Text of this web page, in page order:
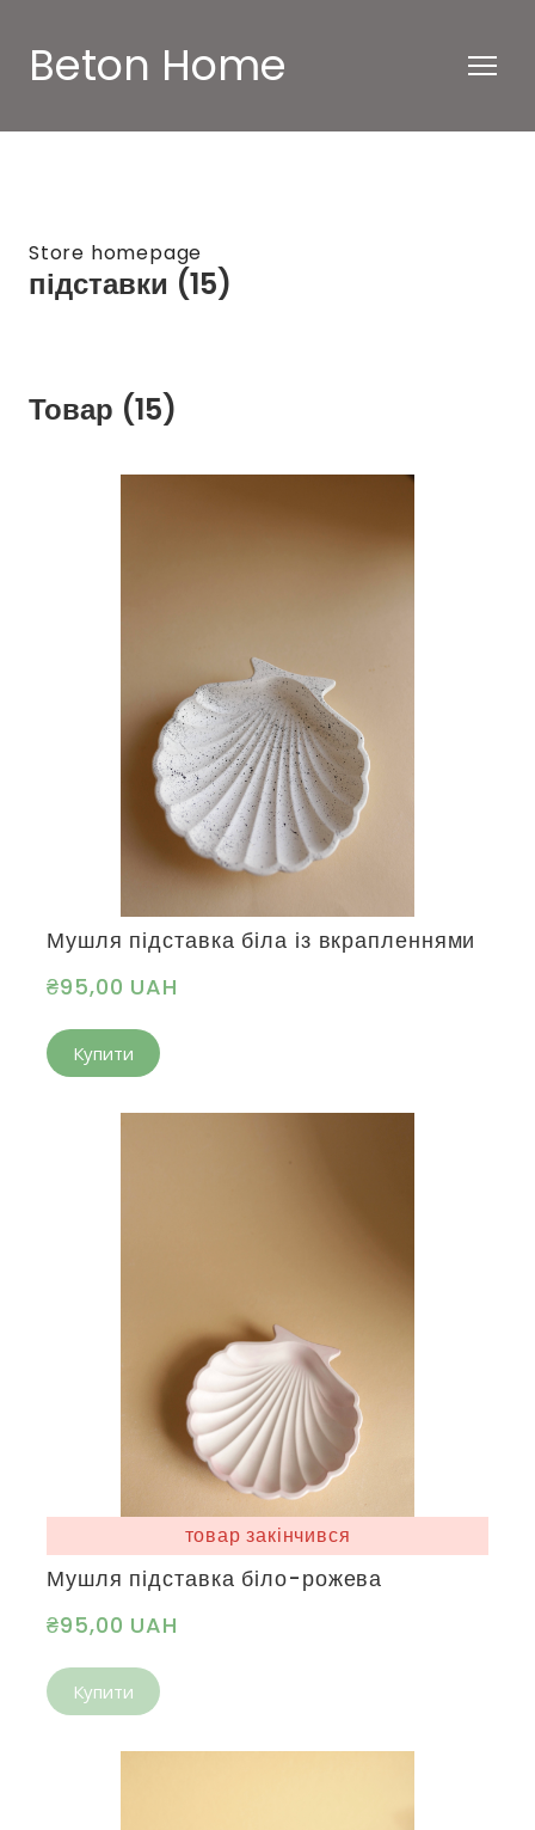
Beton Home
Store homepage
підставки (15)
Товар (15)
Мушля підставка біла із вкрапленнями
₴95,00 UAH
Купити
товар закінчився
Мушля підставка біло-рожева
₴95,00 UAH
Купити